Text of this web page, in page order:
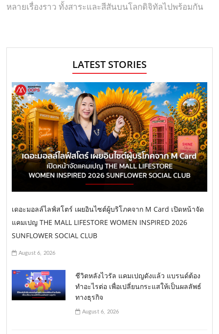
หลายเรื่องราว ทั้งสาระและสีสันบนโลกดิจิทัลไปพร้อมกัน
LATEST STORIES
เดอะมอลล์ไลฟ์สโตร์ เผยอินไซต์ผู้บริโภคจาก M Card เปิดหน้าจัด
แคมเปญ THE MALL LIFESTORE WOMEN INSPIRED 2026
SUNFLOWER SOCIAL CLUB
August 6, 2026
ชีวิตหลังไวรัล แคมเปญดังแล้ว แบรนด์ต้อง
ทำอะไรต่อ เพื่อเปลี่ยนกระแสให้เป็นผลลัพธ์
ทางธุรกิจ
August 6, 2026